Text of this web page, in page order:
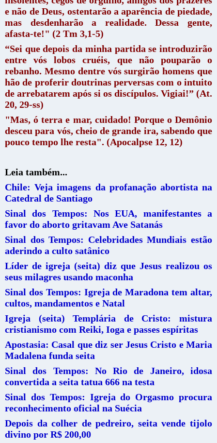
e não de Deus, ostentarão a aparência de piedade,
mas desdenharão a realidade. Dessa gente,
afasta-te!" (2 Tm 3,1-5)
“Sei que depois da minha partida se introduzirão
entre vós lobos cruéis, que não pouparão o
rebanho. Mesmo dentre vós surgirão homens que
hão de proferir doutrinas perversas com o intuito
de arrebatarem após si os discípulos. Vigiai!” (At.
20, 29-ss)
"Mas, ó terra e mar, cuidado! Porque o Demônio
desceu para vós, cheio de grande ira, sabendo que
pouco tempo lhe resta". (Apocalpse 12, 12)
Leia também...
Chile: Veja imagens da profanação abortista na
Catedral de Santiago
Sinal dos Tempos: Nos EUA, manifestantes a
favor do aborto gritavam Ave Satanás
Sinal dos Tempos: Celebridades Mundiais estão
aderindo a culto satânico
Líder de igreja (seita) diz que Jesus realizou os
seus milagres usando maconha
Sinal dos Tempos: Igreja de Maradona tem altar,
cultos, mandamentos e Natal
Igreja (seita) Templária de Cristo: mistura
cristianismo com Reiki, Ioga e passes espíritas
Apostasia: Casal que diz ser Jesus Cristo e Maria
Madalena funda seita
Sinal dos Tempos: No Rio de Janeiro, idosa
convertida a seita tatua 666 na testa
Sinal dos Tempos: Igreja do Orgasmo procura
reconhecimento oficial na Suécia
Depois da colher de pedreiro, seita vende tijolo
divino por R$ 200,00